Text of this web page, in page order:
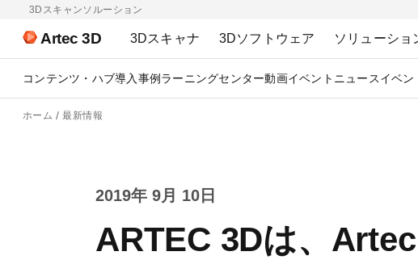
3Dスキャンソルーション
Artec 3D 3Dスキャナ 3Dソフトウェア ソリューショ
コンテンツ・ハブ導入事例 ラーニングセンター動画イベント ニュースイベン
ホーム 最新情報
2019年 9月 10日
ARTEC 3Dは、